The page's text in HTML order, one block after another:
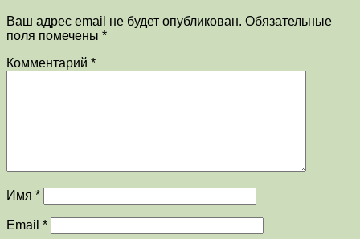
Ваш адрес email не будет опубликован. Обязательные
поля помечены *
Комментарий *
Имя *
Email *